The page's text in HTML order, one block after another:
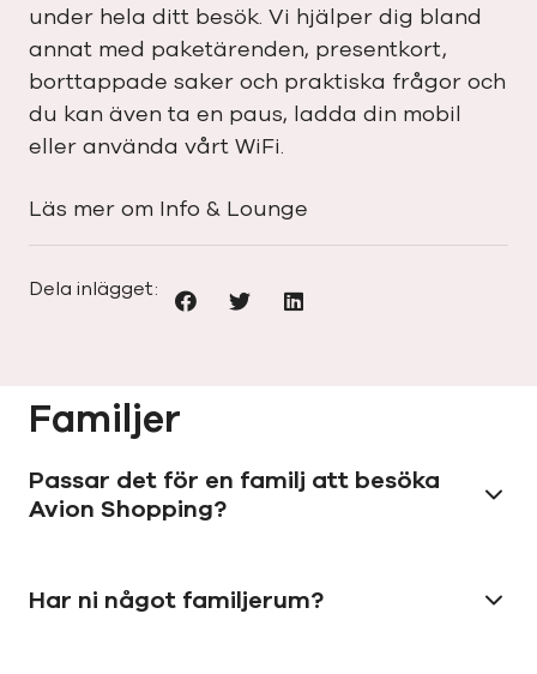
under hela ditt besök. Vi hjälper dig bland
annat med paketärenden, presentkort,
borttappade saker och praktiska frågor och
du kan även ta en paus, ladda din mobil
eller använda vårt WiFi.
Läs mer om Info & Lounge
Dela inlägget:
Familjer
Passar det för en familj att besöka
Avion Shopping?
Har ni något familjerum?